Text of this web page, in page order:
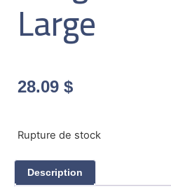
Large
28.09 $
Rupture de stock
Description